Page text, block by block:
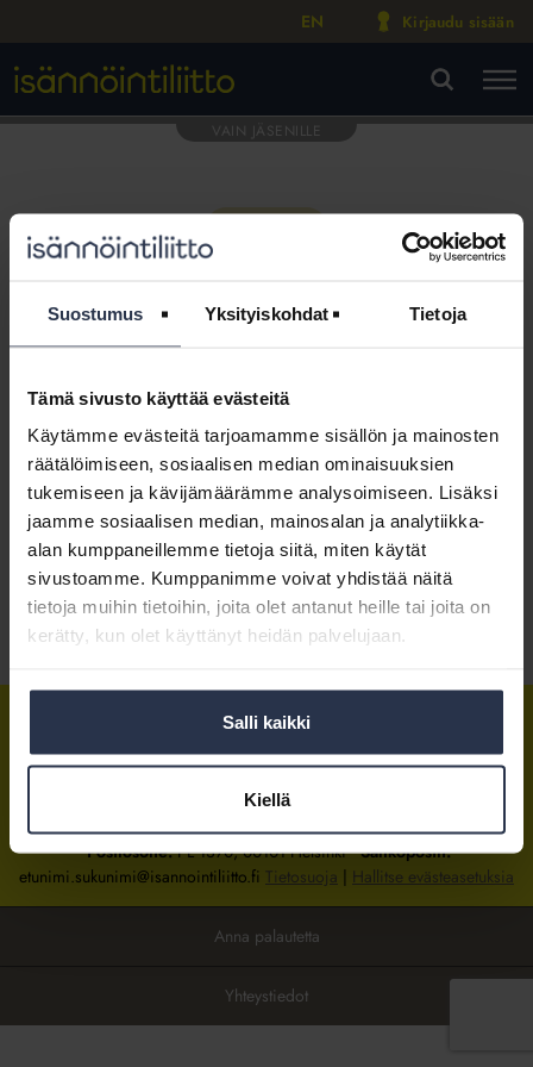
Suostumus Yksityiskohdat Tietoja
Tämä sivusto käyttää evästeitä
Käytämme evästeitä tarjoamamme sisällön ja mainosten
räätälöimiseen, sosiaalisen median ominaisuuksien
tukemiseen ja kävijämäärämme analysoimiseen. Lisäksi
jaamme sosiaalisen median, mainosalan ja analytiikka-
alan kumppaneillemme tietoja siitä, miten käytät
sivustoamme. Kumppanimme voivat yhdistää näitä
tietoja muihin tietoihin, joita olet antanut heille tai joita on
kerätty, kun olet käyttänyt heidän palvelujaan.
Salli kaikki
Kiellä
EN Kirjaudu sisään
Tämä osio on rajattu
Isännöintiliiton jäsenyritysten
henkilökunnalle
Kirjaudu sisään
Tietoa jäsenyydestä
IsännöintiliittoIsännöintiliittoIsännöintiliitto
Isännöintiliiton toimistosijaitsee Hakaniemessä Helsingissä.
Postiosoite:PL 1370, 00101 HelsinkiSähköpostit:
etunimi.sukunimi@isannointiliitto.fi Tietosuoja | Hallitse evästeasetuksia
Anna palautetta
Yhteystiedot